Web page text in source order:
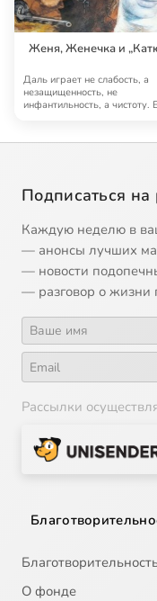
Женя, Женечка и
Даль играет не слабость, а
незащищенность, не
инфантильность, а чистоту.
Подписаться на
Каждую неделю в
— анонсы лучших
— новости
— разговор о жизни
Рассылки
О фонде